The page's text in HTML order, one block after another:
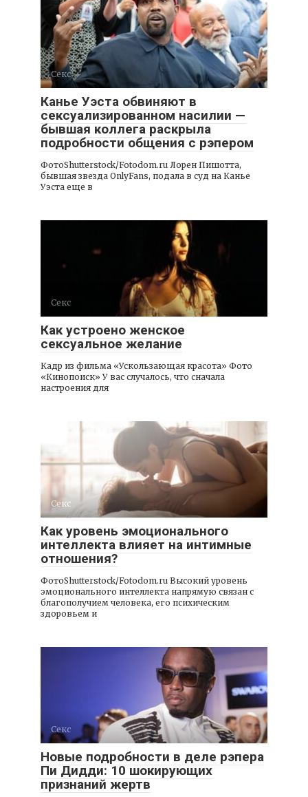
Секс
Канье Уэста обвиняют в
сексуализированном насилии —
бывшая коллега раскрыла
подробности общения с рэпером
ФотоShutterstock/Fotodom.ru Лорен Пишотта,
бывшая звезда OnlyFans, подала в суд на Канье
Уэста еще в
Секс
Как устроено женское
сексуальное желание
Кадр из фильма «Ускользающая красота» Фото
«Кинопоиск» У вас случалось, что сначала
настроения для
Секс
Как уровень эмоционального
интеллекта влияет на интимные
отношения?
ФотоShutterstock/Fotodom.ru Высокий уровень
эмоционального интеллекта напрямую связан с
благополучием человека, его психическим
здоровьем и
Секс
Новые подробности в деле рэпера
Пи Дидди: 10 шокирующих
признаний жертв